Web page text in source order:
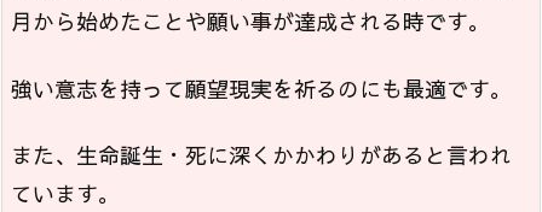
月から始めたことや願い事が達成される時です。
強い意志を持って願望現実を祈るのにも最適です。
また、生命誕生・死に深くかかわりがあると言われ
ています。